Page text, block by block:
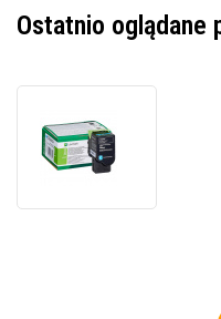
Ostatnio oglądane
oryginalny